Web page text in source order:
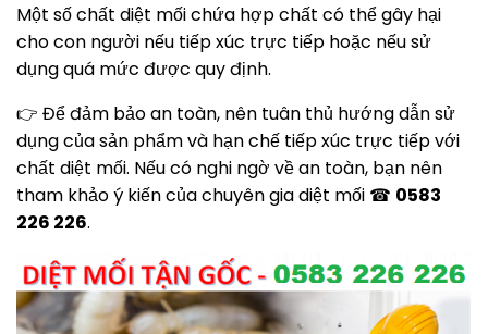
Một số chất diệt mối chứa hợp chất có thể gây hại
cho con người nếu tiếp xúc trực tiếp hoặc nếu sử
dụng quá mức được quy định.
👉 Để đảm bảo an toàn, nên tuân thủ hướng dẫn sử
dụng của sản phẩm và hạn chế tiếp xúc trực tiếp với
chất diệt mối. Nếu có nghi ngờ về an toàn, bạn nên
tham khảo ý kiến của chuyên gia diệt mối ☎ 0583
226 226.